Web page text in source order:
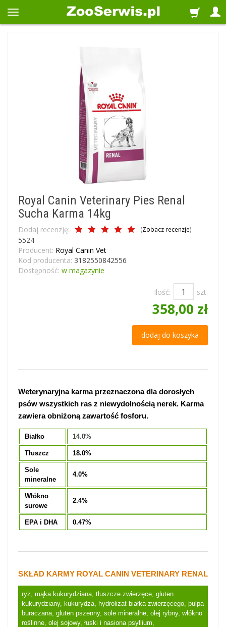
Royal Canin Veterinary Pies Renal
Sucha Karma 14kg
Dodaj recenzję: (Zobacz recenzje)
5524
Producent: Royal Canin Vet
Kod producenta: 3182550842556
Dostępność: w magazynie
Ilość: szt.
358,00 zł
dodaj do koszyka
Weterynaryjna karma przeznaczona dla dorosłych
psów wszystkich ras z niewydolnością nerek. Karma
zawiera obniżoną zawartość fosforu.
Białko 14.0%
Tłuszcz 18.0%
Sole
mineralne
4.0%
Włókno
surowe
2.4%
EPA i DHA 0.47%
SKŁAD KARMY ROYAL CANIN VETERINARY RENAL
ryż, mąka kukurydziana, tłuszcze zwierzęce, gluten
kukurydziany, kukurydza, hydrolizat białka zwierzęcego, pulpa
buraczana, gluten pszenny, sole mineralne, olej rybny, włókno
roślinne, olej sojowy, łuski i nasiona psyllium,